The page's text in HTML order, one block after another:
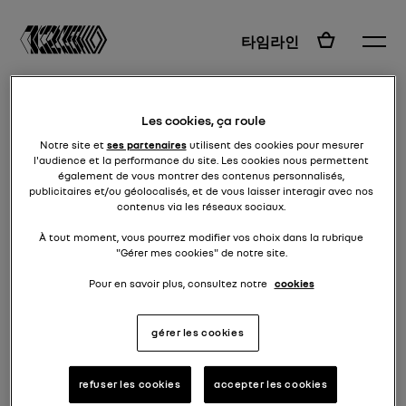
타임라인 KO
해당 Facebook 페이지로 이동하세
요
Les cookies, ça roule
Notre site et ses partenairesutilisent des cookies pour mesurer
l'audience et la performance du site. Les cookies nous permettent
également de vous montrer des contenus personnalisés,
publicitaires et/ou géolocalisés, et de vous laisser interagir avec nos
contenus via les réseaux sociaux.
À tout moment, vous pourrez modifier vos choix dans la rubrique
"Gérer mes cookies" de notre site.
Pour en savoir plus, consultez notre cookies
gérer les cookies
refuser les cookies accepter les cookies